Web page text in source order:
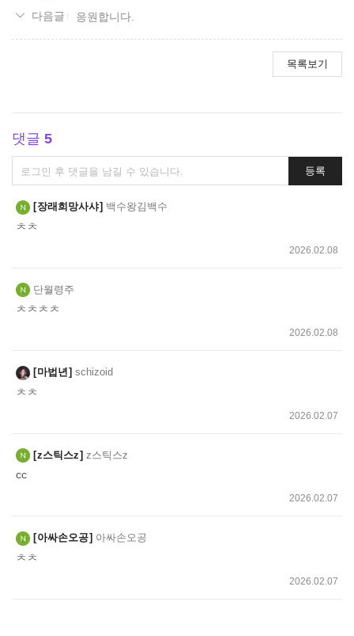
응원합니다.
목록보기
댓글 5
댓
글
쓰
기
등록
장래희망사샤 백수왕김백수
ㅊㅊ
2026.02.08
단월령주
ㅊㅊㅊㅊ
2026.02.08
마법년 schizoid
ㅊㅊ
2026.02.07
z스틱스z z스틱스z
cc
2026.02.07
아싸손오공 아싸손오공
ㅊㅊ
2026.02.07